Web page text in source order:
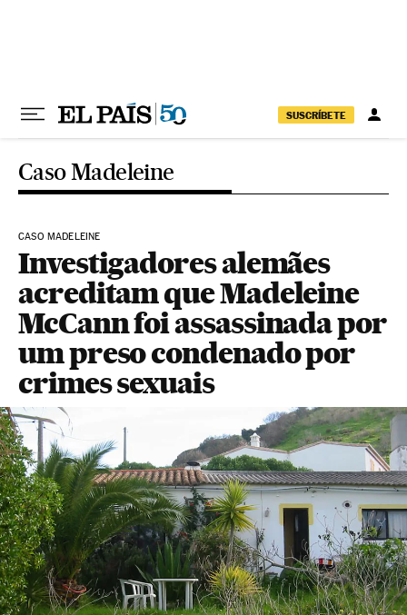
SUSCRÍBETE
Caso Madeleine
CASO MADELEINE
Investigadores alemães
acreditam que Madeleine
McCann foi assassinada por
um preso condenado por
crimes sexuais